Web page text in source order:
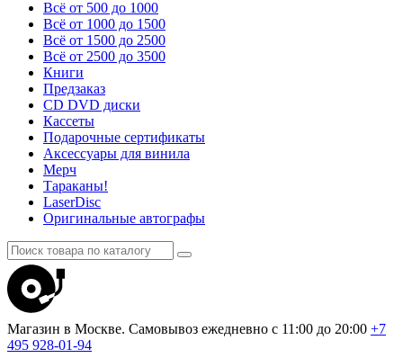
Всё от 500 до 1000
Всё от 1000 до 1500
Всё от 1500 до 2500
Всё от 2500 до 3500
Книги
Предзаказ
CD DVD диски
Кассеты
Подарочные сертификаты
Аксессуары для винила
Мерч
Тараканы!
LaserDisc
Оригинальные автографы
Магазин в Москве. Самовывоз ежедневно с 11:00 до 20:00 +7
495 928-01-94